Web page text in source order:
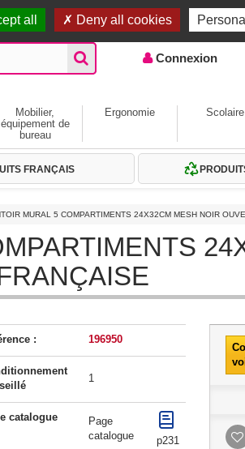
Accueil |
Connexion
Mobilier,
équipement de
bureau
Ergonomie Scolaire
FRANÇAIS
MURAL 5 COMPARTIMENTS 24X32CM MESH NOIR
: 196950
1
catalogue
Page
catalogue
p231
all Deny all cookies